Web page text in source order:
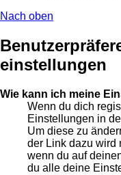
Nach oben
einstellungen
Wie kann ich meine
Wenn du dich
Einstellungen in
Um diese zu
der Link dazu wird
wenn du auf
du alle deine